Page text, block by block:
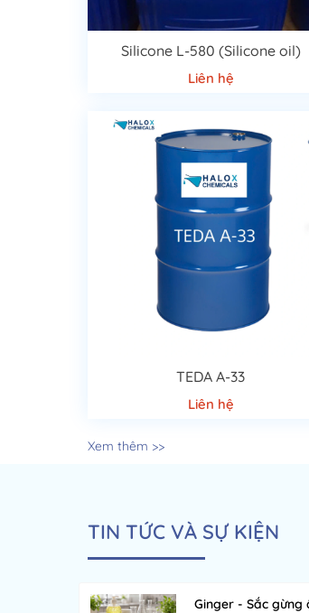
Silicone L-580 (Silicone oil)
Liên hệ
TEDA A-33
Liên hệ
Xem thêm >>
TIN TỨC VÀ SỰ KIỆN
Ginger - Sắc gừng